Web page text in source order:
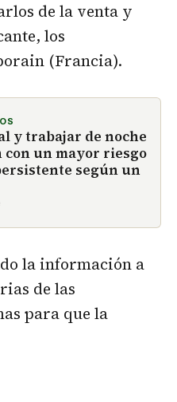
de la venta y
los
(Francia).
y trabajar de noche
con un mayor riesgo
según un
la información a
de las
para que la